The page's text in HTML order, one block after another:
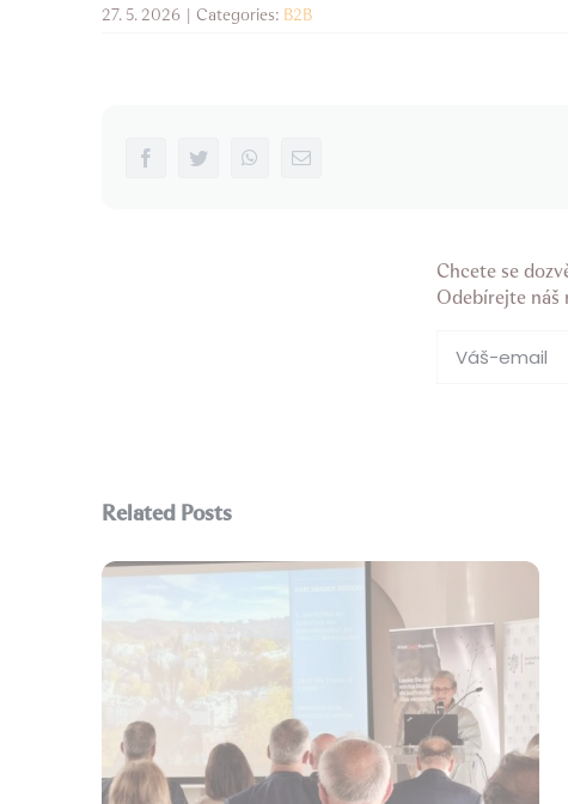
27. 5. 2026 | Categories: B2B
FacebookTwitterWhatsApp
Email
Chcete se
Odebírejte náš
Related Posts